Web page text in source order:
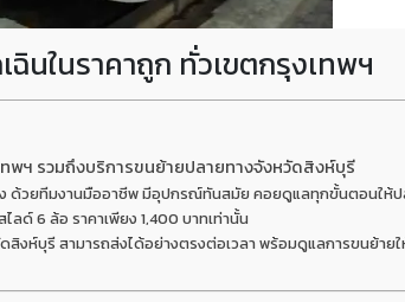
นในราคาถูก ทั่วเขตกรุงเทพฯ
พฯ รวมถึงบริการขนย้ายปลายทางจังหวัดสิงห์บุรี
ด้วยทีมงานมืออาชีพ มีอุปกรณ์ทันสมัย คอยดูแลทุกขั้นตอนให้
ลด์ 6 ล้อ ราคาเพียง 1,400 บาทเท่านั้น
สิงห์บุรี สามารถส่งได้อย่างตรงต่อเวลา พร้อมดูแลการขนย้าย